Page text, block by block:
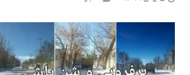
قوچان